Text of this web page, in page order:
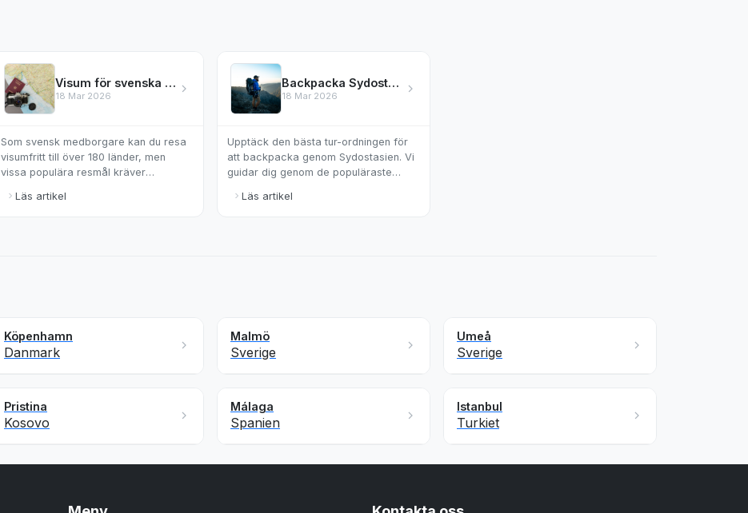
Visum för svenska medborgare – vilka länder kräver det?
18 Mar 2026
Som svensk medborgare kan du resa
visumfritt till över 180 länder, men
vissa populära resmål kräver
resegodkännande.
Läs artikel
Backpacka Sydostasien — bästa tur-ordningen
18 Mar 2026
Upptäck den bästa tur-ordningen för
att backpacka genom Sydostasien. Vi
guidar dig genom de populäraste
resa.
Läs artikel
Köpenhamn
Danmark
Malmö
Sverige
Umeå
Sverige
Pristina
Kosovo
Málaga
Spanien
Istanbul
Turkiet